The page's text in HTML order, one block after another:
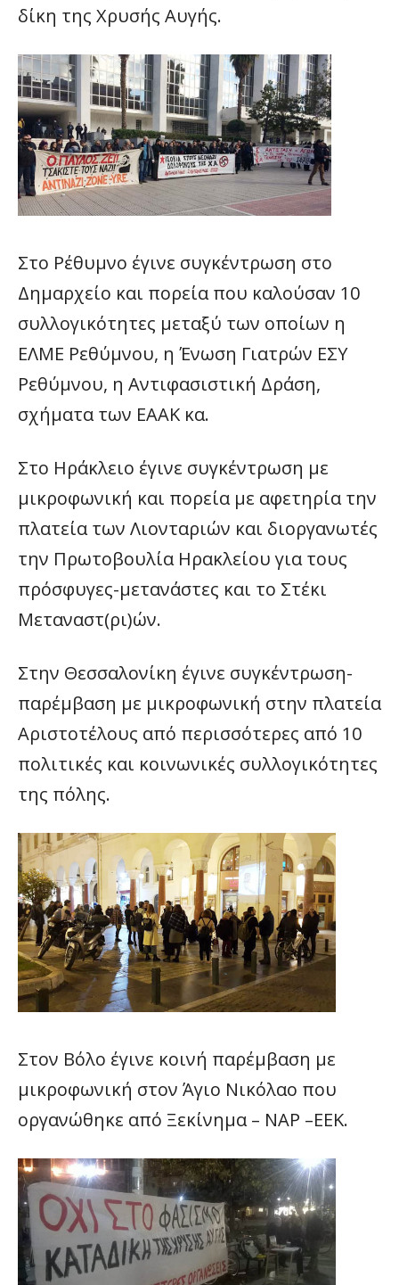
δίκη της Χρυσής Αυγής.
Στο Ρέθυμνο έγινε συγκέντρωση στο
Δημαρχείο και πορεία που καλούσαν 10
συλλογικότητες μεταξύ των οποίων η
ΕΛΜΕ Ρεθύμνου, η Ένωση Γιατρών ΕΣΥ
Ρεθύμνου, η Αντιφασιστική Δράση,
σχήματα των ΕΑΑΚ κα.
Στο Ηράκλειο έγινε συγκέντρωση με
μικροφωνική και πορεία με αφετηρία την
πλατεία των Λιονταριών και διοργανωτές
την Πρωτοβουλία Ηρακλείου για τους
πρόσφυγες-μετανάστες και το Στέκι
Μεταναστ(ρι)ών.
Στην Θεσσαλονίκη έγινε συγκέντρωση-
παρέμβαση με μικροφωνική στην πλατεία
Αριστοτέλους από περισσότερες από 10
πολιτικές και κοινωνικές συλλογικότητες
της πόλης.
Στον Βόλο έγινε κοινή παρέμβαση με
μικροφωνική στον Άγιο Νικόλαο που
οργανώθηκε από Ξεκίνημα – ΝΑΡ –ΕΕΚ.